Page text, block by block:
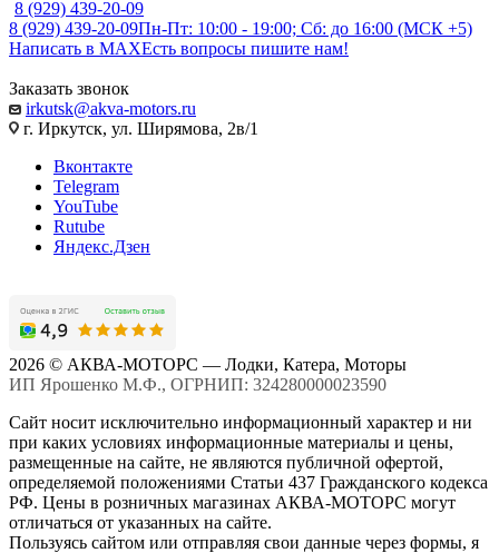
8 (929) 439-20-09
8 (929) 439-20-09Пн-Пт: 10:00 - 19:00; Сб: до 16:00 (МСК +5)
Написать в MAXЕсть вопросы пишите нам!
Заказать звонок
irkutsk@akva-motors.ru
г. Иркутск, ул. Ширямова, 2в/1
Вконтакте
Telegram
YouTube
Rutube
Яндекс.Дзен
2026 © АКВА-МОТОРС — Лодки, Катера, Моторы
ИП Ярошенко М.Ф., ОГРНИП: 324280000023590
Сайт носит исключительно информационный характер и ни
при каких условиях информационные материалы и цены,
размещенные на сайте, не являются публичной офертой,
определяемой положениями Статьи 437 Гражданского кодекса
РФ. Цены в розничных магазинах АКВА-МОТОРС могут
отличаться от указанных на сайте.
Пользуясь сайтом или отправляя свои данные через формы, я